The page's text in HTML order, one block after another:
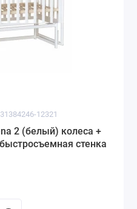
12321
2 (белый) колеса +
стенка